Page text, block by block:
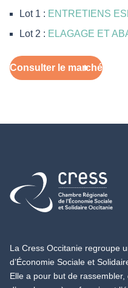
Lot 1 : ENTRETIENS
Lot 2 : ELAGAGE ET
Consulter le marché
Retour à l'accueil
La Cress Occitanie regroupe
d’Économie Sociale et
Elle a pour but de